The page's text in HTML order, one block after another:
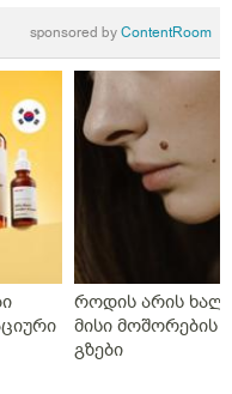
sponsored byContentRoom
როდის არის
მისი მოშორების
გზები